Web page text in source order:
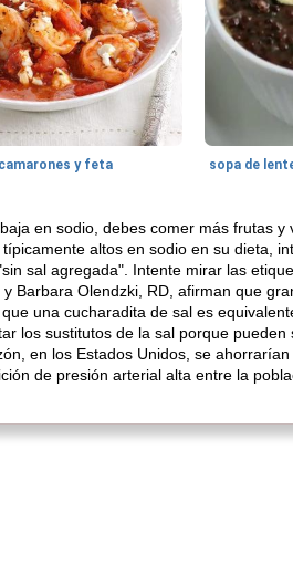
y feta sopa de
en sodio, debes comer más frutas
altos en sodio en su dieta,
sal agregada". Intente mirar las
Barbara Olendzki, RD, afirman que
una cucharadita de sal es
los sustitutos de la sal porque
en los Estados Unidos, se
de presión arterial alta entre la